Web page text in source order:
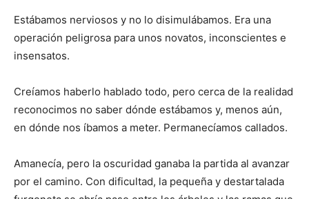
Estábamos nerviosos y no lo disimulábamos. Era una
operación peligrosa para unos novatos, inconscientes e
insensatos.
Creíamos haberlo hablado todo, pero cerca de la realidad
reconocimos no saber dónde estábamos y, menos aún,
en dónde nos íbamos a meter. Permanecíamos callados.
Amanecía, pero la oscuridad ganaba la partida al avanzar
por el camino. Con dificultad, la pequeña y destartalada